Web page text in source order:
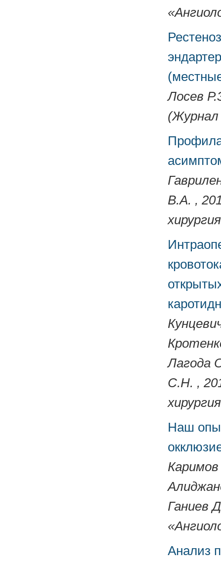
Лосев
(Журнал
В.А. ,
Лагода
С.Н. ,
Наш
Ганиев
Анализ